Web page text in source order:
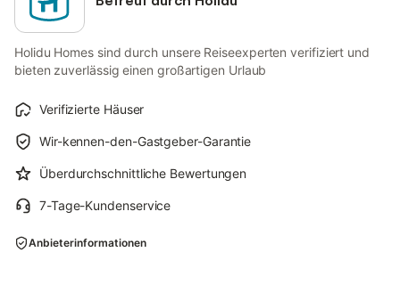
Holidu Homes sind durch unsere Reiseexperten verifiziert und
bieten zuverlässig einen großartigen Urlaub
Verifizierte Häuser
Wir-kennen-den-Gastgeber-Garantie
Überdurchschnittliche Bewertungen
7-Tage-Kundenservice
Anbieterinformationen